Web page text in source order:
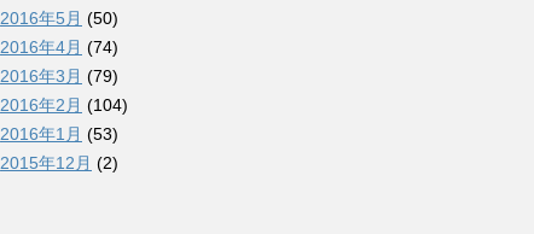
2016年5月 (50)
2016年4月 (74)
2016年3月 (79)
2016年2月 (104)
2016年1月 (53)
2015年12月 (2)